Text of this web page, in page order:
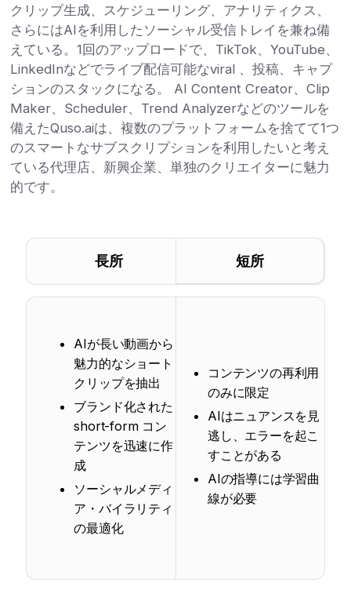
クリップ生成、スケジューリング、アナリティクス、
さらにはAIを利用したソーシャル受信トレイを兼ね備
えている。1回のアップロードで、TikTok、YouTube、
LinkedInなどでライブ配信可能なviral 、投稿、キャプ
ションのスタックになる。 AI Content Creator、Clip
Maker、Scheduler、Trend Analyzerなどのツールを
備えたQuso.aiは、複数のプラットフォームを捨てて1つ
のスマートなサブスクリプションを利用したいと考え
ている代理店、新興企業、単独のクリエイターに魅力
的です。
長所 短所
AIが長い動画から
魅力的なショート
クリップを抽出
ブランド化された
short-form コン
テンツを迅速に作
成
ソーシャルメディ
ア・バイラリティ
の最適化
コンテンツの再利用
のみに限定
AIはニュアンスを見
逃し、エラーを起こ
すことがある
AIの指導には学習曲
線が必要